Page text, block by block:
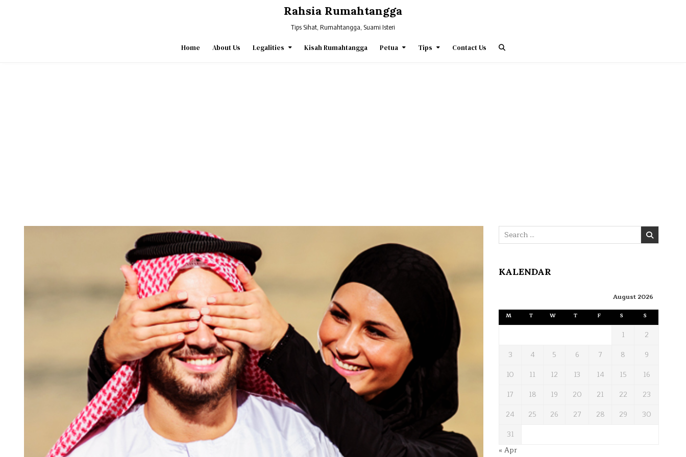
Rahsia Rumahtangga
Tips Sihat, Rumahtangga, Suami Isteri
Home About Us Legalities Kisah Rumahtangga Petua Tips Contact Us
Search
for:
KALENDAR
August 2026
M T W T F S S
1
2
3
4 5 6 7 8
9
10
11 12 13 14 15
16
17
18 19 20 21 22
23
24
25 26 27 28 29
30
31
« Apr